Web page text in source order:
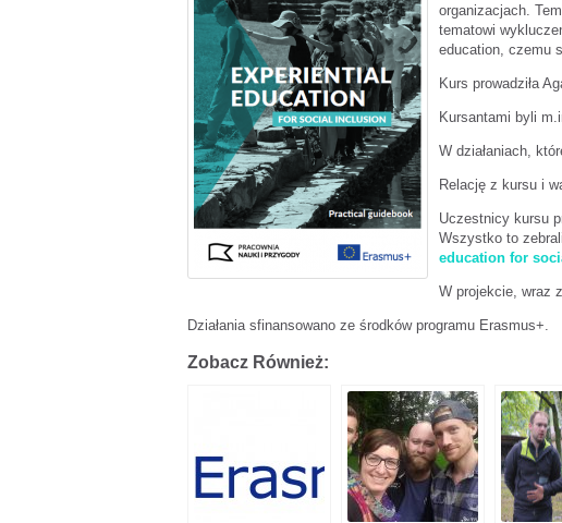
organizacjach.
tematowi
education, czemu
Kurs prowadziła
Kursantami byli
W działaniach,
Relację z kursu i
Uczestnicy kursu
Wszystko to
education for
W projekcie, wraz
Działania sfinansowano ze środków programu Erasmus+.
Zobacz Również: